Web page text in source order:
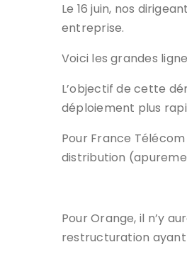
Le 16 juin, nos
entreprise.
Voici les grandes
L’objectif de cette
déploiement plus
Pour France
distribution
Pour Orange, il n’y
restructuration